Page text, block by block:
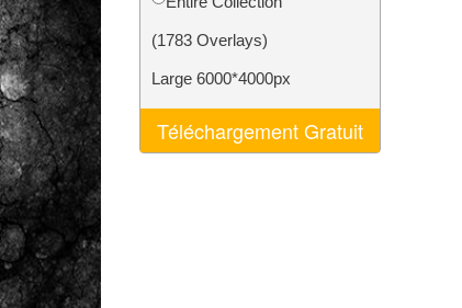
Video Editing Services
(1783 Overlays)
Large 6000*4000px
Téléchargement Gratuit